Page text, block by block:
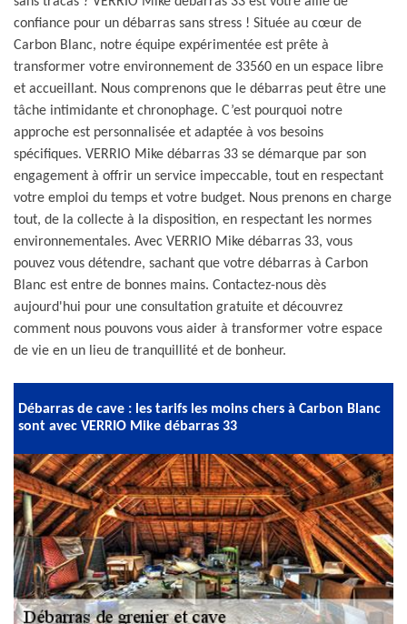
confiance pour un débarras sans stress ! Située au cœur de
Carbon Blanc, notre équipe expérimentée est prête à
transformer votre environnement de 33560 en un espace libre
et accueillant. Nous comprenons que le débarras peut être une
tâche intimidante et chronophage. C’est pourquoi notre
approche est personnalisée et adaptée à vos besoins
spécifiques. VERRIO Mike débarras 33 se démarque par son
engagement à offrir un service impeccable, tout en respectant
votre emploi du temps et votre budget. Nous prenons en charge
tout, de la collecte à la disposition, en respectant les normes
environnementales. Avec VERRIO Mike débarras 33, vous
pouvez vous détendre, sachant que votre débarras à Carbon
Blanc est entre de bonnes mains. Contactez-nous dès
aujourd'hui pour une consultation gratuite et découvrez
comment nous pouvons vous aider à transformer votre espace
de vie en un lieu de tranquillité et de bonheur.
Débarras de cave : les tarifs les moins chers à Carbon Blanc
sont avec VERRIO Mike débarras 33